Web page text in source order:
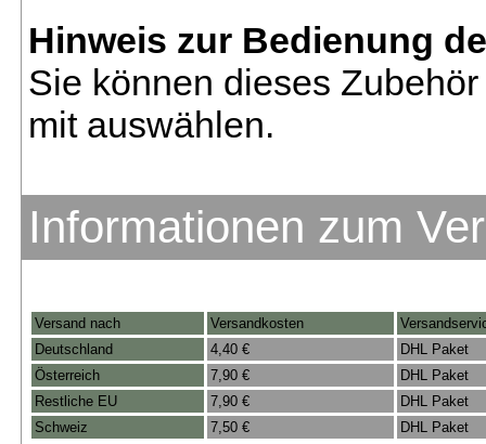
Hinweis zur Bedienung
Sie können dieses
mit auswählen.
Informationen zum
Versand nach Versandkosten
Deutschland
4,40 €
DHL Paket
Österreich
7,90 €
DHL Paket
Restliche EU
7,90 €
DHL Paket
Schweiz
7,50 € DHL Paket